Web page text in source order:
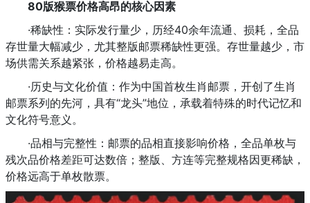
80版猴票价格高昂的核心因素
·稀缺性：实际发行量少，历经40余年流通、损耗，全品
存世量大幅减少，尤其整版邮票稀缺性更强。存世量越少，市
场供需关系越紧张，价格越易走高。
·历史与文化价值：作为中国首枚生肖邮票，开创了生肖
邮票系列的先河，具有“龙头”地位，承载着特殊的时代记忆和
文化符号意义。
·品相与完整性：邮票的品相直接影响价格，全品单枚与
残次品价格差距可达数倍；整版、方连等完整规格因更稀缺，
价格远高于单枚散票。